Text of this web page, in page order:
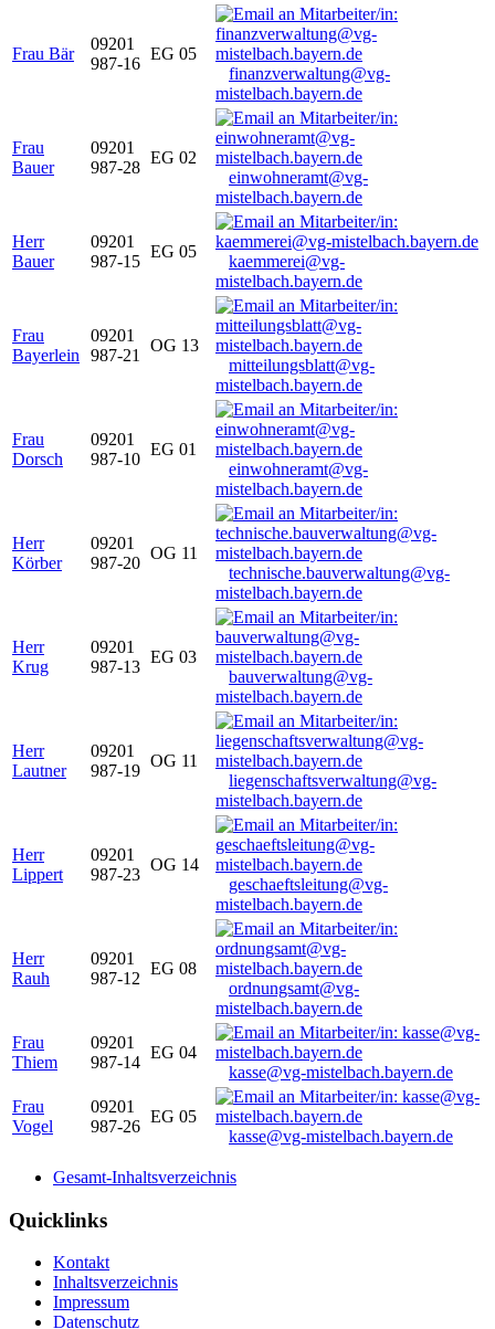
Frau Bär
09201
987-16
EG 05
finanzverwaltung@vg-
mistelbach.bayern.de
Frau
Bauer
09201
987-28
EG 02
einwohneramt@vg-
mistelbach.bayern.de
Herr
Bauer
09201
987-15
EG 05
kaemmerei@vg-
mistelbach.bayern.de
Frau
Bayerlein
09201
987-21
OG 13
mitteilungsblatt@vg-
mistelbach.bayern.de
Frau
Dorsch
09201
987-10
EG 01
einwohneramt@vg-
mistelbach.bayern.de
Herr
Körber
09201
987-20
OG 11
technische.bauverwaltung@vg-
mistelbach.bayern.de
Herr
Krug
09201
987-13
EG 03
bauverwaltung@vg-
mistelbach.bayern.de
Herr
Lautner
09201
987-19
OG 11
liegenschaftsverwaltung@vg-
mistelbach.bayern.de
Herr
Lippert
09201
987-23
OG 14
geschaeftsleitung@vg-
mistelbach.bayern.de
Herr
Rauh
09201
987-12
EG 08
ordnungsamt@vg-
mistelbach.bayern.de
Frau
Thiem
09201
987-14
EG 04
kasse@vg-mistelbach.bayern.de
Frau
Vogel
09201
987-26
EG 05
kasse@vg-mistelbach.bayern.de
Gesamt-Inhaltsverzeichnis
Quicklinks
Kontakt
Inhaltsverzeichnis
Impressum
Datenschutz